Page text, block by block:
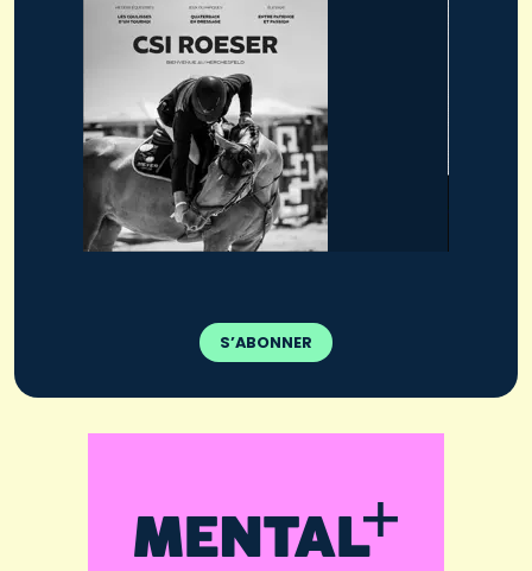
S’ABONNER